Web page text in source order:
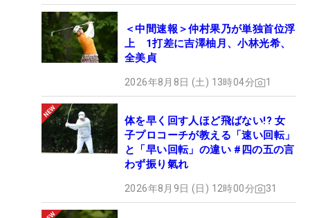
＜中間速報＞仲村果乃が単独首位浮
上 1打差に吉澤柚月、小林光希、
全美貞
2026年8月8日 (土) 13時04分 1
体を早く回す人ほど飛ばない!? 女
子プロコーチが教える「速い回転」
と「早い回転」の違い #四の五の言
わず振り氣れ
2026年8月9日 (日) 12時00分 31